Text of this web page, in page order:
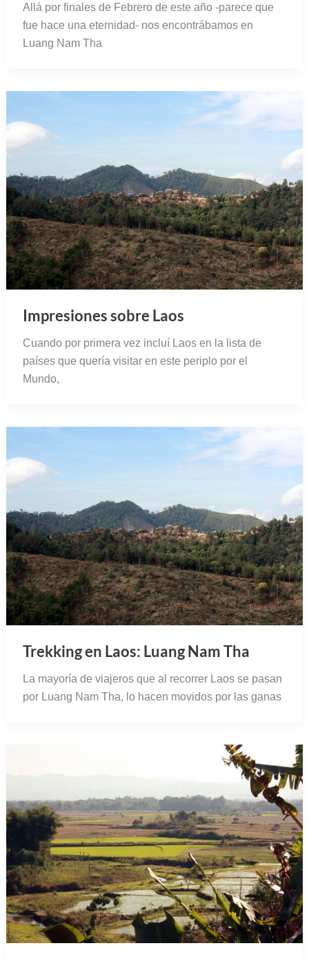
Allá por finales de Febrero de este año -parece que
fue hace una eternidad- nos encontrábamos en
Luang Nam Tha
Impresiones sobre Laos
Cuando por primera vez incluí Laos en la lista de
países que quería visitar en este periplo por el
Mundo,
Trekking en Laos: Luang Nam Tha
La mayoría de viajeros que al recorrer Laos se pasan
por Luang Nam Tha, lo hacen movidos por las ganas